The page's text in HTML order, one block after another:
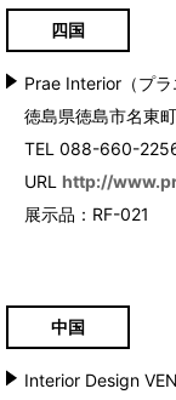
四国
Prae Interior（プラ
徳島県徳島市名東
TEL 088-660-
URL http://
展示品：RF-021
中国
Interior Design